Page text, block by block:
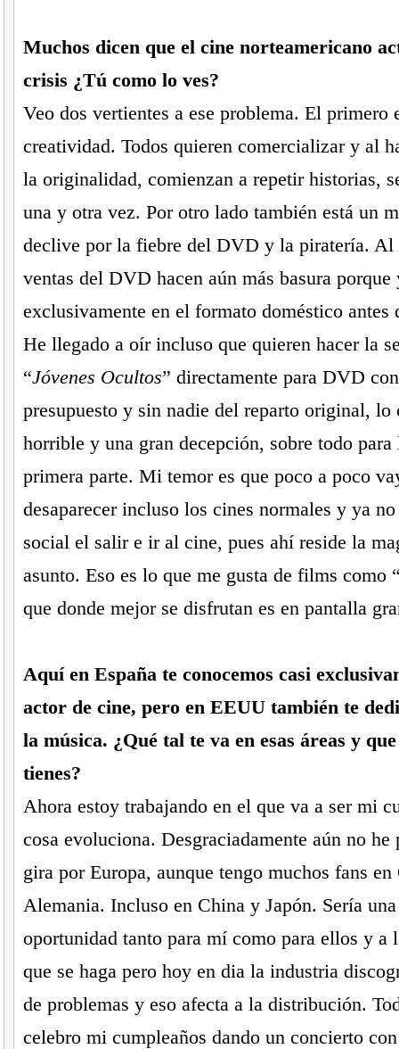
Muchos dicen que el cine norteamericano
crisis ¿Tú como lo ves?
Veo dos vertientes a ese problema. El primero
creatividad. Todos quieren comercializar y al
la originalidad, comienzan a repetir historias,
una y otra vez. Por otro lado también está un
declive por la fiebre del DVD y la piratería. Al
ventas del DVD hacen aún más basura porque
exclusivamente en el formato doméstico antes
He llegado a oír incluso que quieren hacer la
“Jóvenes Ocultos” directamente para DVD
presupuesto y sin nadie del reparto original, lo
horrible y una gran decepción, sobre todo para
primera parte. Mi temor es que poco a poco
desaparecer incluso los cines normales y ya
social el salir e ir al cine, pues ahí reside la
asunto. Eso es lo que me gusta de films como
que donde mejor se disfrutan es en pantalla
Aquí en España te conocemos casi
actor de cine, pero en EEUU también te
la música. ¿Qué tal te va en esas áreas y
tienes?
Ahora estoy trabajando en el que va a ser mi
cosa evoluciona. Desgraciadamente aún no he
gira por Europa, aunque tengo muchos fans
Alemania. Incluso en China y Japón. Sería
oportunidad tanto para mí como para ellos y a
que se haga pero hoy en dia la industria
de problemas y eso afecta a la distribución.
celebro mi cumpleaños dando un concierto